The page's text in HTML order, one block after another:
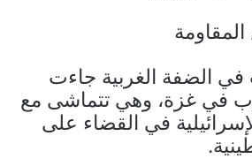
في الضفة الغربية جاءت
في غزة، وهي تتماشى مع
في القضاء على